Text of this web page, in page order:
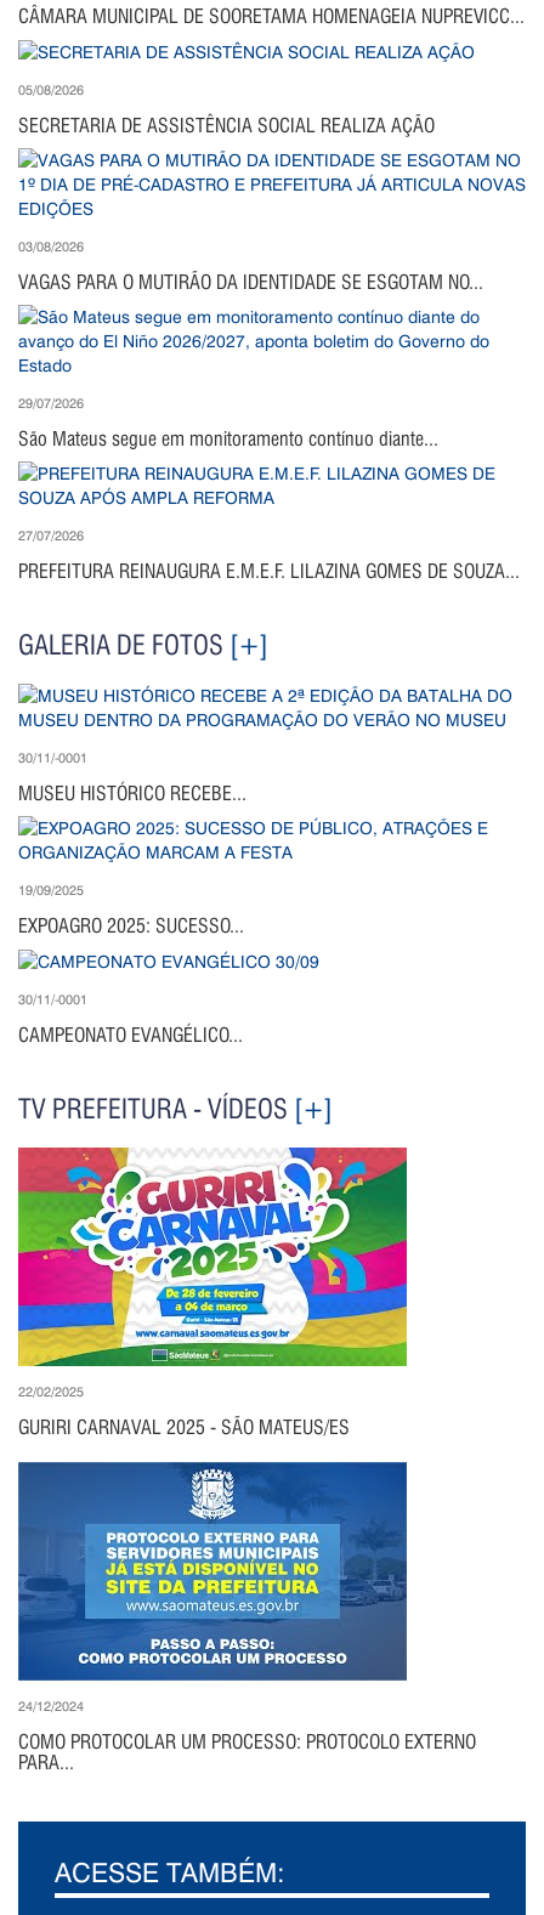
CÂMARA MUNICIPAL DE SOORETAMA HOMENAGEIA NUPREVICC...
05/08/2026
SECRETARIA DE ASSISTÊNCIA SOCIAL REALIZA AÇÃO
03/08/2026
VAGAS PARA O MUTIRÃO DA IDENTIDADE SE ESGOTAM NO...
29/07/2026
São Mateus segue em monitoramento contínuo diante...
27/07/2026
PREFEITURA REINAUGURA E.M.E.F. LILAZINA GOMES DE SOUZA...
GALERIA DE FOTOS [+]
30/11/-0001
MUSEU HISTÓRICO RECEBE...
19/09/2025
EXPOAGRO 2025: SUCESSO...
30/11/-0001
CAMPEONATO EVANGÉLICO...
TV PREFEITURA - VÍDEOS [+]
22/02/2025
GURIRI CARNAVAL 2025 - SÃO MATEUS/ES
24/12/2024
COMO PROTOCOLAR UM PROCESSO: PROTOCOLO EXTERNO
PARA...
ACESSE TAMBÉM: